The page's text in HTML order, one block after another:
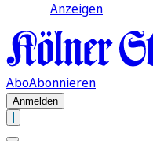
Anzeigen
AboAbonnieren
Anmelden